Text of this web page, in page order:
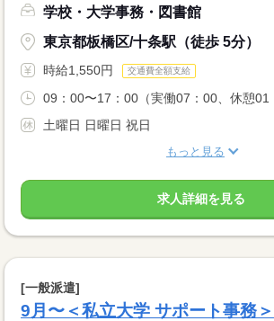
学校・大学事務・図書館
東京都板橋区/十条駅（徒歩 5分）
時給1,550円 交通費全額支給
09：00〜17：00（実働07：00、休憩01
土曜日 日曜日 祝日
もっと見る
求人詳細を見る
[一般派遣]
9月〜＜私立大学 サポート事務